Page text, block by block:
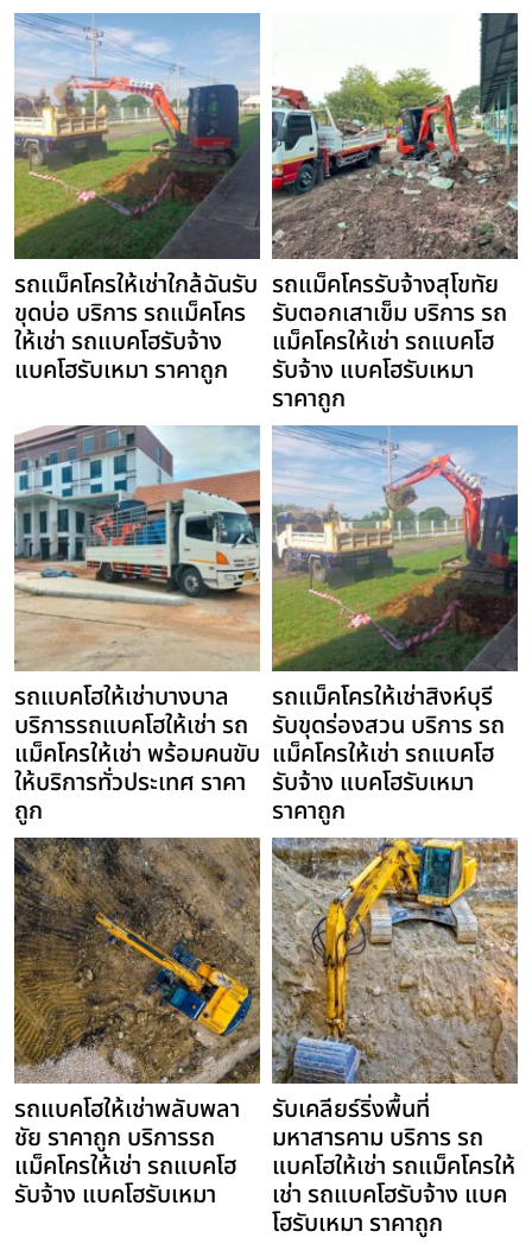
รถแม็คโครให้เช่าใกล้ฉันรับ
ขุดบ่อ บริการ รถแม็คโคร
ให้เช่า รถแบคโฮรับจ้าง
แบคโฮรับเหมา ราคาถูก
รถแม็คโครรับจ้างสุโขทัย
รับตอกเสาเข็ม บริการ รถ
แม็คโครให้เช่า รถแบคโฮ
รับจ้าง แบคโฮรับเหมา
ราคาถูก
รถแบคโฮให้เช่าบางบาล
บริการรถแบคโฮให้เช่า รถ
แม็คโครให้เช่า พร้อมคนขับ
ให้บริการทั่วประเทศ ราคา
ถูก
รถแม็คโครให้เช่าสิงห์บุรี
รับขุดร่องสวน บริการ รถ
แม็คโครให้เช่า รถแบคโฮ
รับจ้าง แบคโฮรับเหมา
ราคาถูก
รถแบคโฮให้เช่าพลับพลา
ชัย ราคาถูก บริการรถ
แม็คโครให้เช่า รถแบคโฮ
รับจ้าง แบคโฮรับเหมา
รับเคลียร์ริ่งพื้นที่
มหาสารคาม บริการ รถ
แบคโฮให้เช่า รถแม็คโครให้
เช่า รถแบคโฮรับจ้าง แบค
โฮรับเหมา ราคาถูก